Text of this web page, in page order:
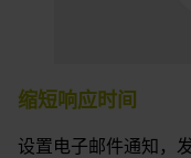
缩短响应时间
设置电子邮件通知，